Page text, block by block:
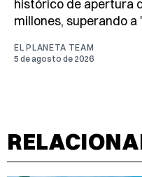
histórico de apertura
millones, superando a
EL PLANETA TEAM
5 de agosto de 2026